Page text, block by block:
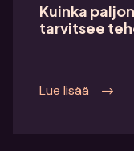
Kuinka
tarvitsee
Lue lisää